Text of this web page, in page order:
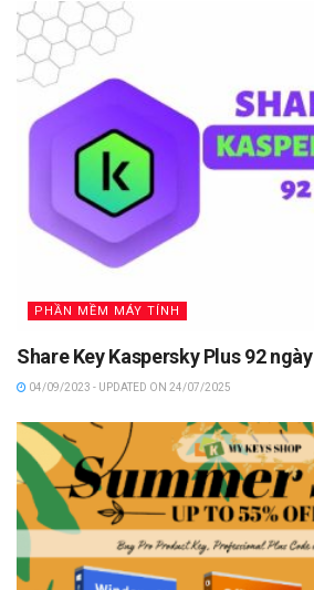
PHẦN MỀM MÁY TÍNH
Share Key Kaspersky Plus 92 ngày
04/09/2023 - UPDATED ON 24/07/2025